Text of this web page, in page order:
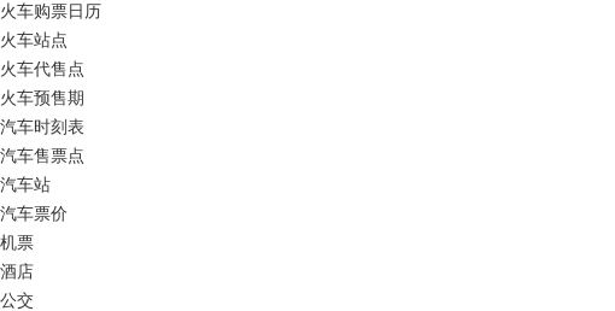
火车购票日历
火车站点
火车代售点
火车预售期
汽车时刻表
汽车售票点
汽车站
汽车票价
机票
酒店
公交